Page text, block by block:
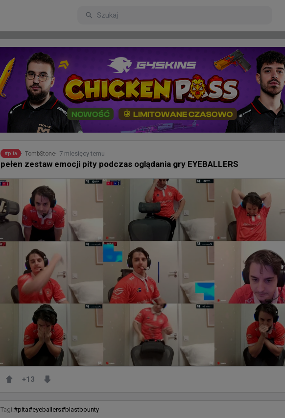
Nowe Najpopularniejsze
#kassad TombStone 2 godziny temu
"Każdy chce być jak donk lub m0NESY"
@kassad
Mimo posiadania solidnej bazy graczy, Serbia nie ma na tej liście ani jednego
obiecującego talentu.
I nie możemy za to winić nikogo oprócz nas samych.
Nikt nie chce być IGL-em ani kotwicą, każdy chce być jak donk lub monesy.
@sliimey1
what tf did I even do 😭😭
#pita TombStone 7 miesięcy temu
pełen zestaw emocji pity podczas oglądania gry EYEBALLERS
+13
Tagi:#pita#eyeballers#blastbounty